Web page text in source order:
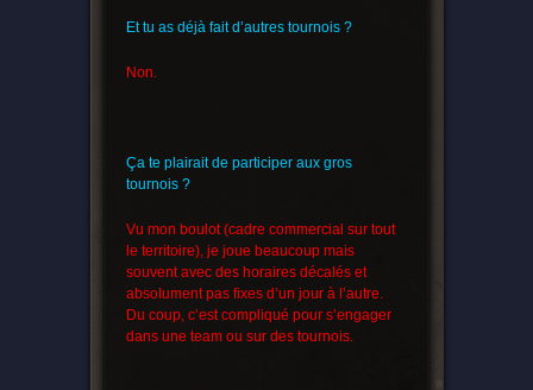
Et tu as déjà fait d’autres tournois ?
Non.
Ça te plairait de participer aux gros
tournois ?
Vu mon boulot (cadre commercial sur tout
le territoire), je joue beaucoup mais
souvent avec des horaires décalés et
absolument pas fixes d’un jour à l’autre.
Du coup, c’est compliqué pour s’engager
dans une team ou sur des tournois.